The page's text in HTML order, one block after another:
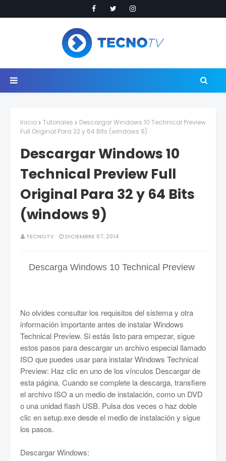
Inicio Tutoriales
Descargar Windows 10 Technical Preview
Full Original Para 32 y 64 Bits (windows 9)
Descargar Windows 10
Technical Preview Full
Original Para 32 y 64 Bits
(windows 9)
TECNOTV DICIEMBRE 07, 2014
Descarga Windows 10 Technical Preview
No olvides consultar los requisitos del sistema y otra
información importante antes de instalar Windows
Technical Preview. Si estás listo para empezar, sigue
estos pasos para descargar un archivo especial llamado
ISO que puedes usar para instalar Windows Technical
Preview: Haz clic en uno de los vínculos Descargar de
esta página. Cuando se complete la descarga, transfiere
el archivo ISO a un medio de instalación, como un DVD
o una unidad flash USB. Pulsa dos veces o haz doble
clic en setup.exe desde el medio de instalación y sigue
los pasos.
Descargar Windows: